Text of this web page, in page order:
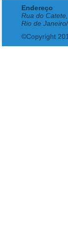
Endereço
Rua do
Rio de
©Copyright